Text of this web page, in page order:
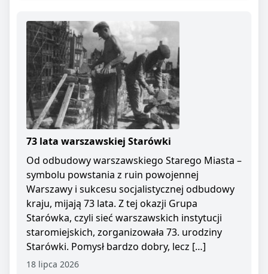
73 lata warszawskiej Starówki
Od odbudowy warszawskiego Starego Miasta –
symbolu powstania z ruin powojennej
Warszawy i sukcesu socjalistycznej odbudowy
kraju, mijają 73 lata. Z tej okazji Grupa
Starówka, czyli sieć warszawskich instytucji
staromiejskich, zorganizowała 73. urodziny
Starówki. Pomysł bardzo dobry, lecz […]
18 lipca 2026